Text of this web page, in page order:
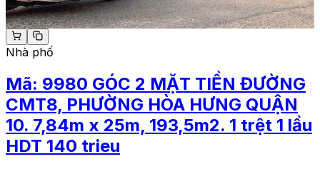
Nhà phố
Mã: 9980 GÓC 2 MẶT TIỀN ĐƯỜNG
CMT8, PHƯỜNG HÒA HƯNG QUẬN
10. 7,84m x 25m, 193,5m2. 1 trệt 1 lầu
HDT 140 trieu